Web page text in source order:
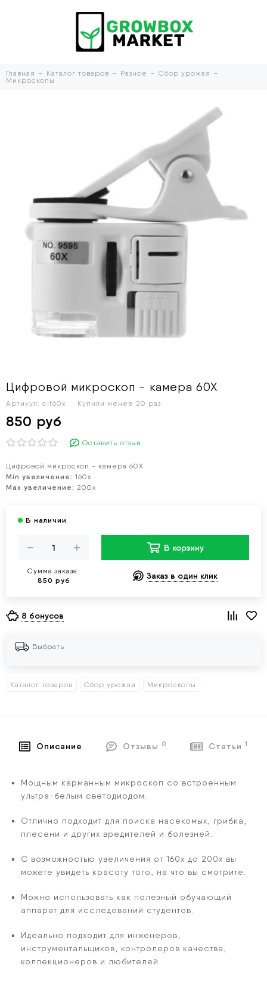
Главная Каталог товаров Разное
Сбор урожая
Микроскопы
Цифровой микроскоп - камера 60Х
Артикул: cif60x Купили менее 20 раз
850 руб
Оставить отзыв
Цифровой микроскоп - камера 60Х
Min увеличение: 160х
Max увеличение: 200х
Сумма заказа:
850 руб
В корзину
Заказ в один клик
8 бонусов
Выбрать
Каталог товаров Сбор урожая Микроскопы
Описание Отзывы 0 Статьи 1
Мощным карманным микроскоп со встроенным
ультра-белым светодиодом.
Отлично подходит для поиска насекомых, грибка,
плесени и других вредителей и болезней.
С возможностью увеличения от 160х до 200х вы
можете увидеть красоту того, на что вы смотрите.
Можно использовать как полезный обучающий
аппарат для исследований студентов.
Идеально подходит для инженеров,
инструментальщиков, контролеров качества,
коллекционеров и любителей